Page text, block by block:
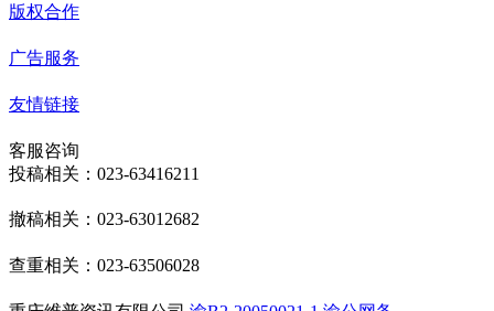
版权合作
广告服务
友情链接
客服咨询
投稿相关：023-63416211
撤稿相关：023-63012682
查重相关：023-63506028